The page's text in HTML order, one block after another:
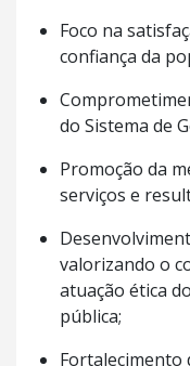
Foco na
confiança da
do Sistema de
Promoção da
serviços e
valorizando o
atuação ética
pública;
Fortalecimento